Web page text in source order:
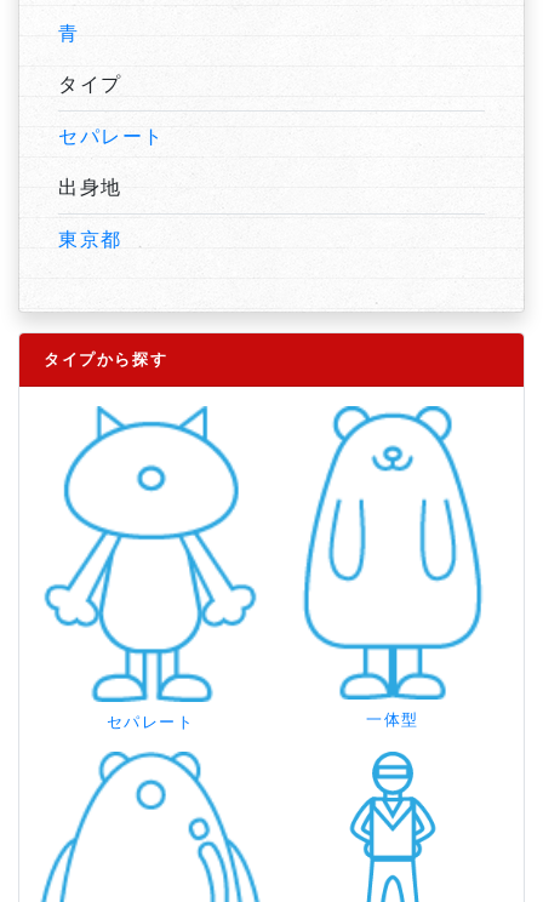
青
タイプ
セパレート
出身地
東京都
タイプから探す
セパレート 一体型